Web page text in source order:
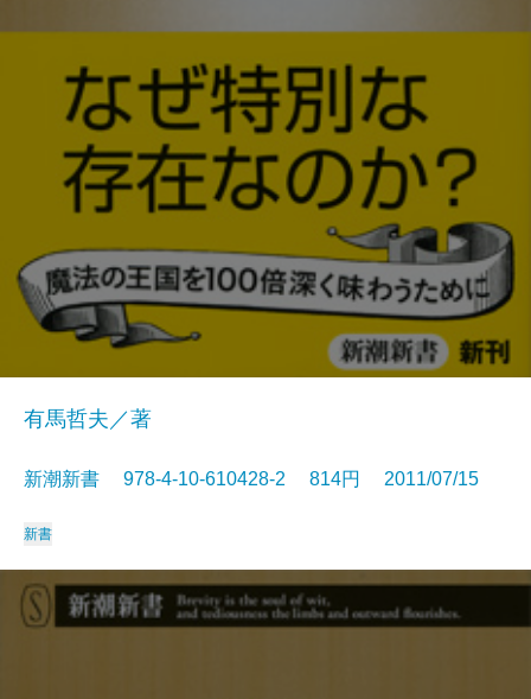
有馬哲夫／著
新潮新書 978-4-10-610428-2 814円 2011/07/15
新書